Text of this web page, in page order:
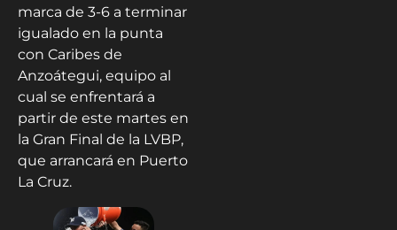
marca de 3-6 a terminar
igualado en la punta
con Caribes de
Anzoátegui, equipo al
cual se enfrentará a
partir de este martes en
la Gran Final de la LVBP,
que arrancará en Puerto
La Cruz.